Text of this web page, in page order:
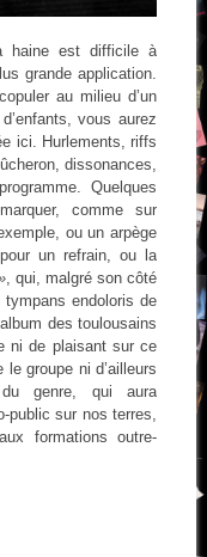
haine est difficile à
grande application.
au milieu d’un
vous aurez
ici. Hurlements, riffs
dissonances,
Quelques
comme sur
ou un arpège
un refrain, ou la
, qui, malgré son côté
endoloris de
des toulousains
ni de plaisant sur ce
groupe ni d’ailleurs
genre, qui aura
public sur nos terres,
formations outre-